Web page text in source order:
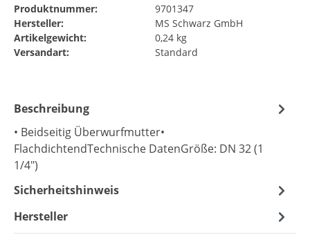
Produktnummer:
9701347
Hersteller:
MS Schwarz GmbH
Artikelgewicht:
0,24 kg
Versandart:
Standard
Beschreibung
• Beidseitig Überwurfmutter•
FlachdichtendTechnische DatenGröße: DN 32 (1
1/4")
Sicherheitshinweis
Hersteller